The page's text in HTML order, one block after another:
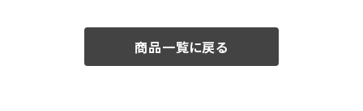
商品一覧に戻る